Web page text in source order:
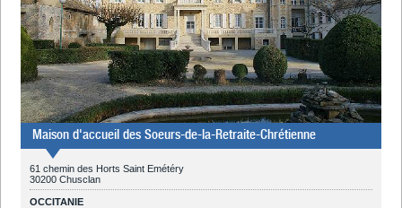
Maison d'accueil des Soeurs-de-la-Retraite-Chrétienne
61 chemin des Horts Saint Emétéry
30200 Chusclan
OCCITANIE